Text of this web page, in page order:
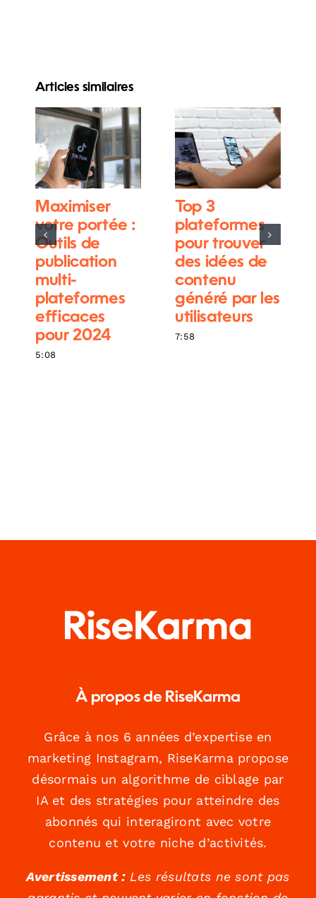
Articles similaires
Maximiser
votre portée :
Outils de
publication
multi-
plateformes
efficaces
pour 2024
5:08
Top 3
plateformes
pour trouver
des idées de
contenu
généré par les
utilisateurs
7:58
À propos de RiseKarma
Grâce à nos 6 années d’expertise en
marketing Instagram, RiseKarma propose
désormais un algorithme de ciblage par
IA et des stratégies pour atteindre des
abonnés qui interagiront avec votre
contenu et votre niche d’activités.
Avertissement :Les résultats ne sont pas